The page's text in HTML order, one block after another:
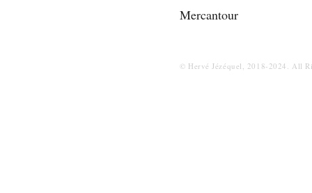
Mercantour
© Hervé Jézéquel, 2018-2024. All